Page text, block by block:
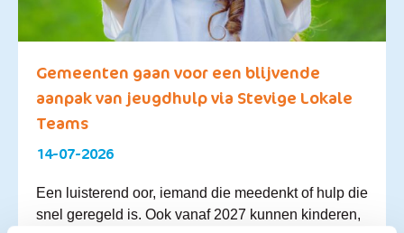
Gemeenten gaan voor een blijvende
aanpak van jeugdhulp via Stevige Lokale
Teams
14-07-2026
Een luisterend oor, iemand die meedenkt of hulp die
snel geregeld is. Ook vanaf 2027 kunnen kinderen,